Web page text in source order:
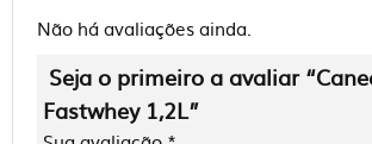
Não há avaliações ainda.
Seja o primeiro a avaliar
Fastwhey 1,2L”